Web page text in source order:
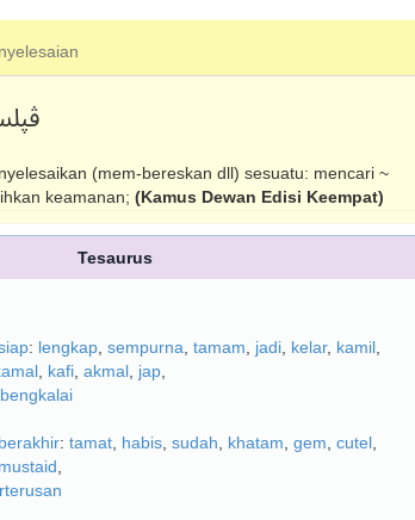
(mem­-bereskan dll) sesuatu: mencari ~
keamanan; (Kamus Dewan Edisi Keempat)
Tesaurus
: lengkap sempurna tamam jadi kelar, kamil
kafi akmal jap
berakhir: tamat habis sudah khatam gem cutel
mustaid